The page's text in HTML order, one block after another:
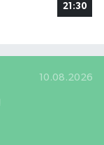
21:30
10.08.2026